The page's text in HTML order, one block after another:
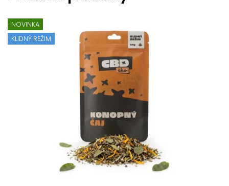
NOVINKA
KLIDNÝ REŽIM